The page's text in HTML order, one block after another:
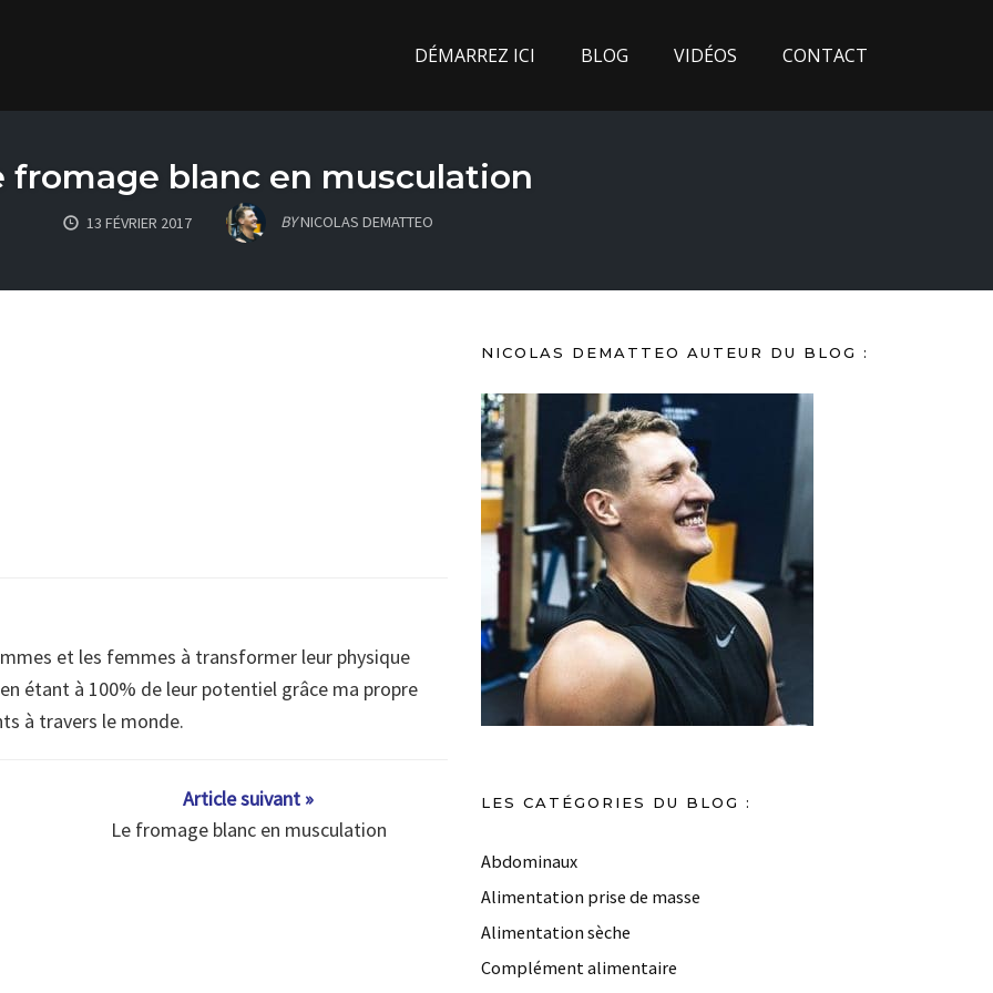
DÉMARREZ ICI BLOG VIDÉOS CONTACT
fromage blanc en musculation
13 FÉVRIER 2017 BYNICOLAS DEMATTEO
et les femmes à transformer leur physique
étant à 100% de leur potentiel grâce ma propre
à travers le monde.
Article suivant »
Le fromage blanc en musculation
NICOLAS DEMATTEO AUTEUR DU BLOG :
LES CATÉGORIES DU BLOG :
Abdominaux
Alimentation prise de masse
Alimentation sèche
Complément alimentaire